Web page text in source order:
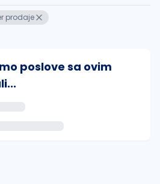
prodaje
poslove sa ovim